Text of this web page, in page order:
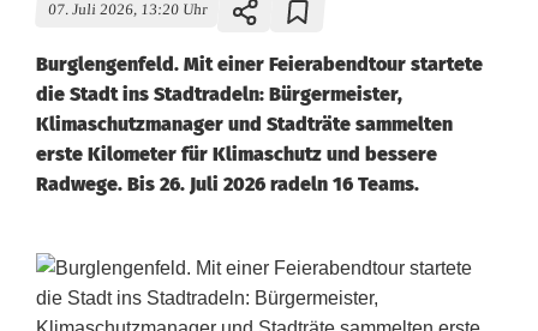
07. Juli 2026, 13:20 Uhr
Burglengenfeld. Mit einer Feierabendtour startete
die Stadt ins Stadtradeln: Bürgermeister,
Klimaschutzmanager und Stadträte sammelten
erste Kilometer für Klimaschutz und bessere
Radwege. Bis 26. Juli 2026 radeln 16 Teams.